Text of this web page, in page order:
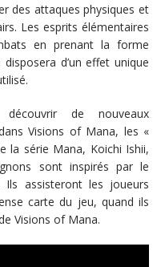
des attaques physiques et
Les esprits élémentaires
en prenant la forme
d’un effet unique
de nouveaux
Visions of Mana, les «
la série Mana, Koichi Ishii,
sont inspirés par le
assisteront les joueurs
carte du jeu, quand ils
Visions of Mana.